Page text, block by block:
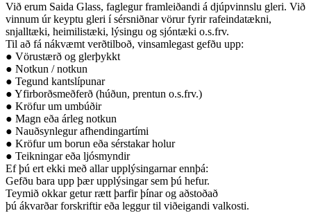
Við erum Saida Glass, faglegur framleiðandi á djúpvinnslu gleri. Við
vinnum úr keyptu gleri í sérsniðnar vörur fyrir rafeindatækni,
snjalltæki, heimilistæki, lýsingu og sjóntæki o.s.frv.
Til að fá nákvæmt verðtilboð, vinsamlegast gefðu upp:
● Vörustærð og glerþykkt
● Notkun / notkun
● Tegund kantslípunar
● Yfirborðsmeðferð (húðun, prentun o.s.frv.)
● Kröfur um umbúðir
● Magn eða árleg notkun
● Nauðsynlegur afhendingartími
● Kröfur um borun eða sérstakar holur
● Teikningar eða ljósmyndir
Ef þú ert ekki með allar upplýsingarnar ennþá:
Gefðu bara upp þær upplýsingar sem þú hefur.
Teymið okkar getur rætt þarfir þínar og aðstoðað
þú ákvarðar forskriftir eða leggur til viðeigandi valkosti.